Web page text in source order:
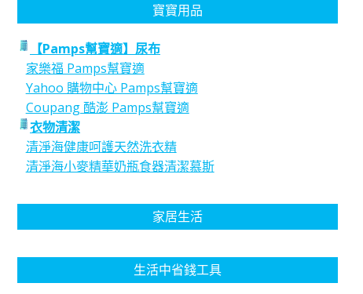
寶寶用品
【Pamps幫寶適】尿布
家樂福 Pamps幫寶適
Yahoo 購物中心 Pamps幫寶適
Coupang 酷澎 Pamps幫寶適
衣物清潔
清淨海健康呵護天然洗衣精
清淨海小麥精華奶瓶食器清潔慕斯
家居生活
生活中省錢工具